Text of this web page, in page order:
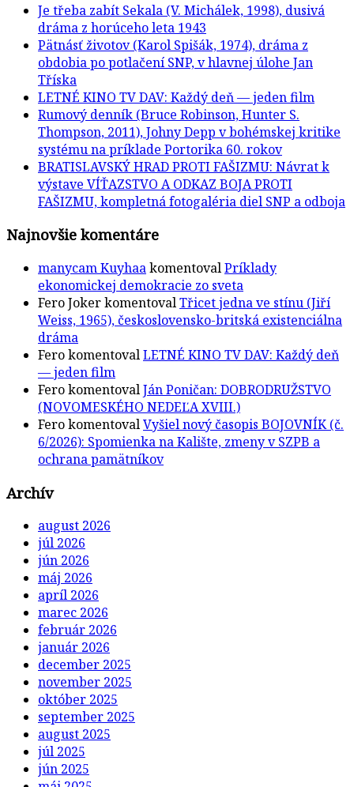
Je třeba zabít Sekala (V. Michálek, 1998), dusivá
dráma z horúceho leta 1943
Pätnásť životov (Karol Spišák, 1974), dráma z
obdobia po potlačení SNP, v hlavnej úlohe Jan
Tříska
LETNÉ KINO TV DAV: Každý deň — jeden film
Rumový denník (Bruce Robinson, Hunter S.
Thompson, 2011), Johny Depp v bohémskej kritike
systému na príklade Portorika 60. rokov
BRATISLAVSKÝ HRAD PROTI FAŠIZMU: Návrat k
výstave VÍŤAZSTVO A ODKAZ BOJA PROTI
FAŠIZMU, kompletná fotogaléria diel SNP a odboja
Najnovšie komentáre
manycam KuyhaakomentovalPríklady
ekonomickej demokracie zo sveta
Fero JokerkomentovalTřicet jedna ve stínu (Jiří
Weiss, 1965), československo-britská existenciálna
dráma
FerokomentovalLETNÉ KINO TV DAV: Každý deň
— jeden film
FerokomentovalJán Poničan: DOBRODRUŽSTVO
(NOVOMESKÉHO NEDEĽA XVIII.)
FerokomentovalVyšiel nový časopis BOJOVNÍK (č.
6/2026): Spomienka na Kalište, zmeny v SZPB a
ochrana pamätníkov
Archív
august 2026
júl 2026
jún 2026
máj 2026
apríl 2026
marec 2026
február 2026
január 2026
december 2025
november 2025
október 2025
september 2025
august 2025
júl 2025
jún 2025